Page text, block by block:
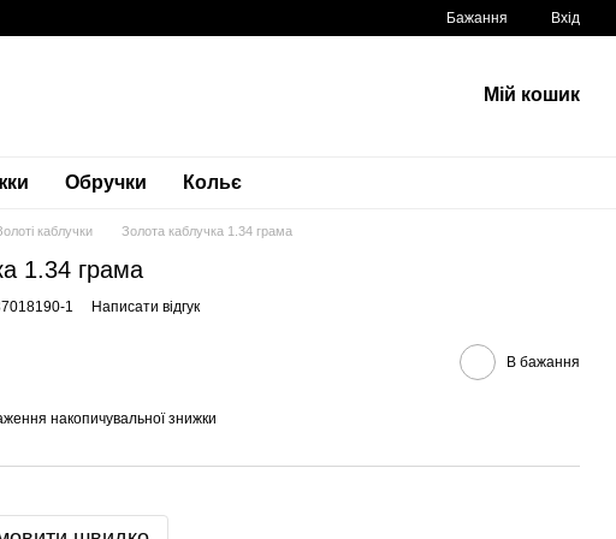
Бажання Вхід
Мій кошик
Обручки Кольє
каблучки Золота каблучка 1.34 грама
1.34 грама
1 Написати відгук
В бажання
накопичувальної знижки